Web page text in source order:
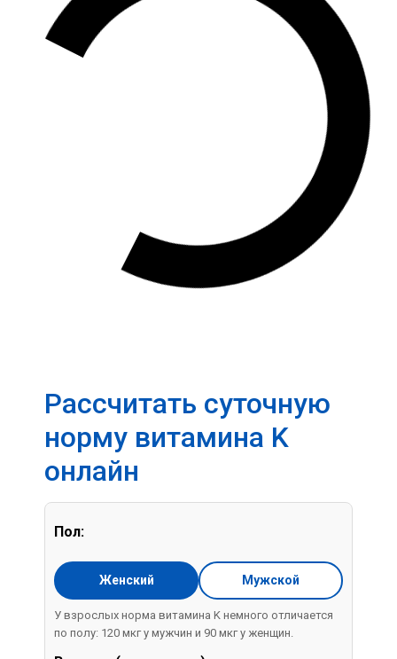
Рассчитать суточную
норму витамина K
онлайн
Пол:
Женский Мужской
У взрослых норма витамина K немного отличается
по полу: 120 мкг у мужчин и 90 мкг у женщин.